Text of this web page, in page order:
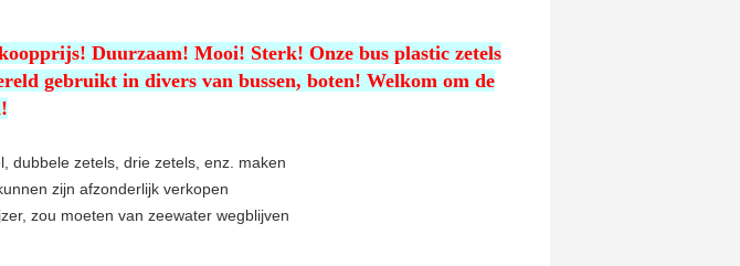
Duurzaam! Mooi! Sterk! Onze bus plastic zetels
gebruikt in divers van bussen, boten! Welkom om de
dubbele zetels, drie zetels, enz. maken
zijn afzonderlijk verkopen
zou moeten van zeewater wegblijven